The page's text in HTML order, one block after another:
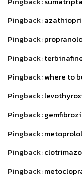
Pingback:
Pingback:
Pingback:
Pingback:where to
Pingback:
Pingback:
Pingback:
Pingback:
Pingback: